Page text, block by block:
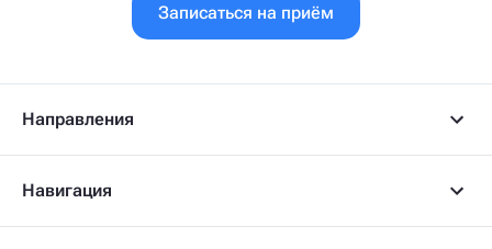
Записаться на приём
Направления
Навигация